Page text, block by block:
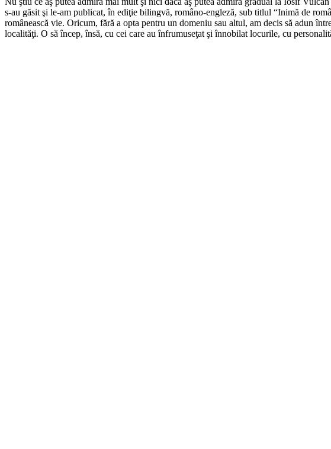
s-au găsit şi le-am publicat, în ediţie bilingvă, româno-engleză, sub titlul “Inimă de
românească vie. Oricum, fără a opta pentru un domeniu sau altul, am decis să adun
localităţi. O să încep, însă, cu cei care au înfrumuseţat şi înnobilat locurile, cu